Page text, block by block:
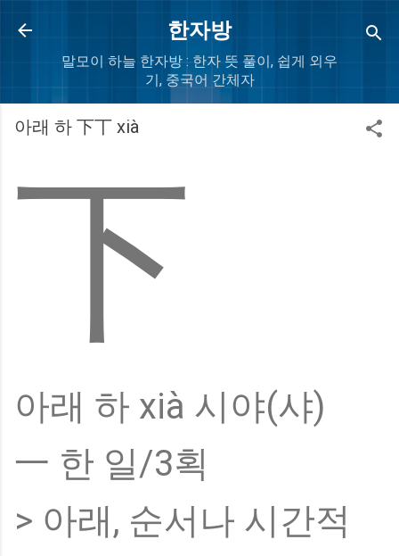
Skip to main content
한자방
말모이 하늘 한자방 : 한자 뜻 풀이, 쉽게 외우
기, 중국어 간체자
아래 하 下丅 xià
下
아래 하 xià 시야(샤)
一 한 일/3획
> 아래, 순서나 시간적